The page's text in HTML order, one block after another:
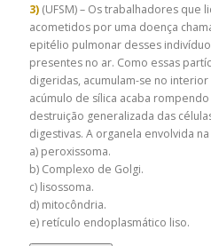
3) (UFSM) – Os trabalhadores
acometidos por uma doença
epitélio pulmonar desses
presentes no ar. Como essas
digeridas, acumulam-se no
acúmulo de sílica acaba
destruição generalizada das
digestivas. A organela envolvida
a) peroxissoma.
b) Complexo de Golgi.
c) lisossoma.
d) mitocôndria.
e) retículo endoplasmático liso.